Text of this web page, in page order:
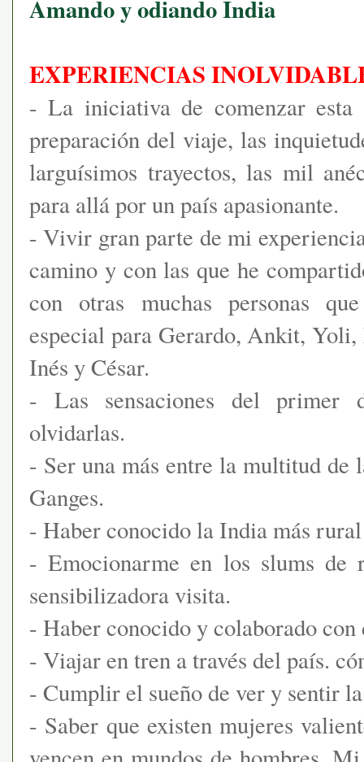
Amando y odiando India
EXPERIENCIAS
- La iniciativa de comenzar esta
preparación del viaje, las
larguísimos trayectos, las mil
para allá por un país apasionante.
- Vivir gran parte de mi
camino y con las que he
con otras muchas personas
especial para Gerardo, Ankit,
Inés y César.
- Las sensaciones del primer
olvidarlas.
- Ser una más entre la multitud
Ganges.
- Haber conocido la India más
- Emocionarme en los slums de
sensibilizadora visita.
- Haber conocido y colaborado
- Viajar en tren a través del país.
- Cumplir el sueño de ver y sentir
- Saber que existen mujeres